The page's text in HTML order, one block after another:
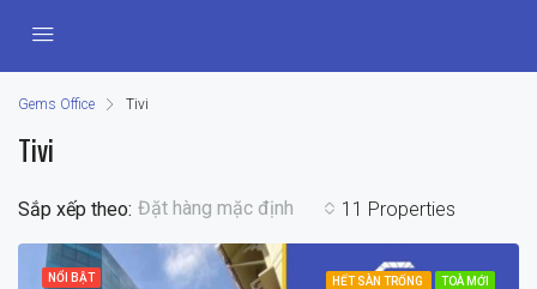
Gems Office Tivi
Tivi
11 Properties
Sắp xếp theo: Đặt hàng mặc định
NỔI BẬT HẾT SÀN TRỐNG TOÀ MỚI